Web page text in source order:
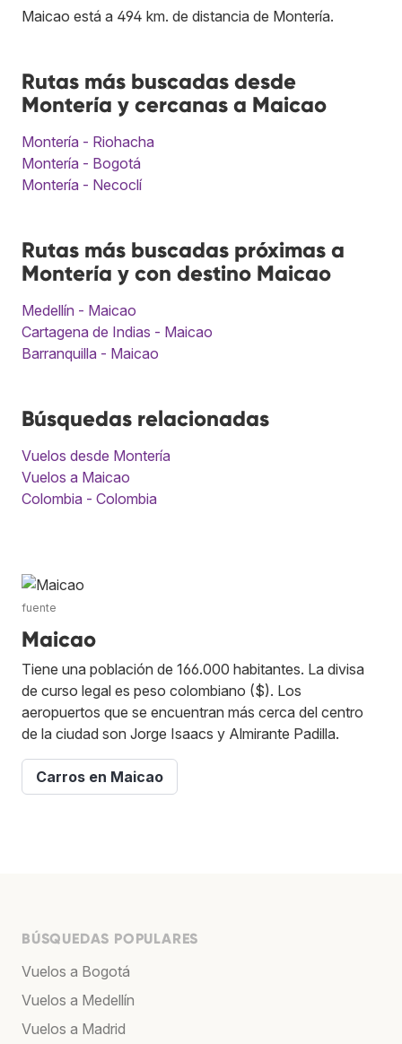
Maicao está a 494 km. de distancia de Montería.
Rutas más buscadas desde
Montería y cercanas a Maicao
Montería - Riohacha
Montería - Bogotá
Montería - Necoclí
Rutas más buscadas próximas a
Montería y con destino Maicao
Medellín - Maicao
Cartagena de Indias - Maicao
Barranquilla - Maicao
Búsquedas relacionadas
Vuelos desde Montería
Vuelos a Maicao
Colombia - Colombia
fuente
Maicao
Tiene una población de 166.000 habitantes. La divisa
de curso legal es peso colombiano ($). Los
aeropuertos que se encuentran más cerca del centro
de la ciudad son Jorge Isaacs y Almirante Padilla.
Carros en Maicao
BÚSQUEDAS POPULARES
Vuelos a Bogotá
Vuelos a Medellín
Vuelos a Madrid